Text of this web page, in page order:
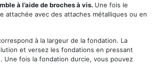
à l’aide de broches à vis. Une fois le
attachée avec des attaches métalliques ou en
à la largeur de la fondation. La
et versez les fondations en pressant
Une fois la fondation durcie, vous pouvez